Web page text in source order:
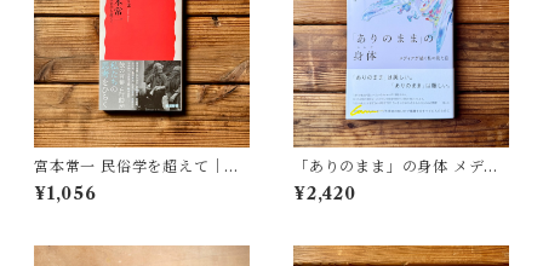
宮本常一 民俗学を超えて｜木
村 哲也
¥1,056
「ありのまま」の身体 メディ
アが描く私の見た目 | 藤嶋 陽
子(著)
¥2,420